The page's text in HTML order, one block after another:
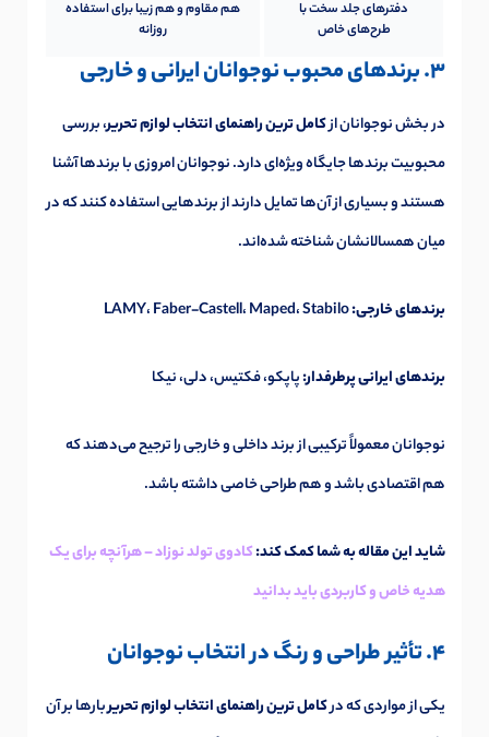
دفترهای جلد سخت با
طرح‌های خاص
هم مقاوم و هم زیبا برای استفاده
روزانه
3. برندهای محبوب نوجوانان ایرانی و خارجی
در بخش نوجوانان ازکامل ترین راهنمای انتخاب لوازم تحریر، بررسی
محبوبیت برندها جایگاه ویژه‌ای دارد. نوجوانان امروزی با برندها آشنا
هستند و بسیاری از آن‌ها تمایل دارند از برندهایی استفاده کنند که در
میان همسالانشان شناخته شده‌اند.
برندهای خارجی:
برندهای ایرانی پرطرفدار:پاپکو، فکتیس، دلی، نیکا
نوجوانان معمولاً ترکیبی از برند داخلی و خارجی را ترجیح می‌دهند که
هم اقتصادی باشد و هم طراحی خاصی داشته باشد.
شاید این مقاله به شما کمک کند:کادوی تولد نوزاد – هرآنچه برای یک
هدیه خاص و کاربردی باید بدانید
4. تأثیر طراحی و رنگ در انتخاب نوجوانان
یکی از مواردی که درکامل ترین راهنمای انتخاب لوازم تحریربارها بر آن